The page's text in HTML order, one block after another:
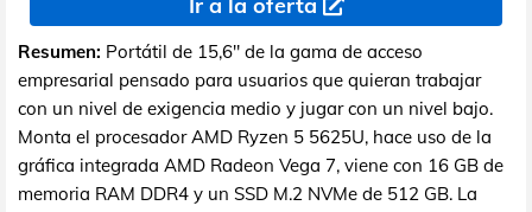
Resumen: Portátil de 15,6" de la gama de acceso
empresarial pensado para usuarios que quieran trabajar
con un nivel de exigencia medio y jugar con un nivel bajo.
Monta el procesador AMD Ryzen 5 5625U, hace uso de la
gráfica integrada AMD Radeon Vega 7, viene con 16 GB de
memoria RAM DDR4 y un SSD M.2 NVMe de 512 GB. La